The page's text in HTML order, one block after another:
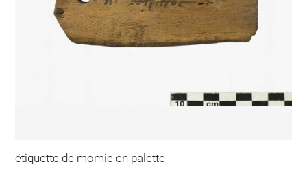
étiquette de momie en palette